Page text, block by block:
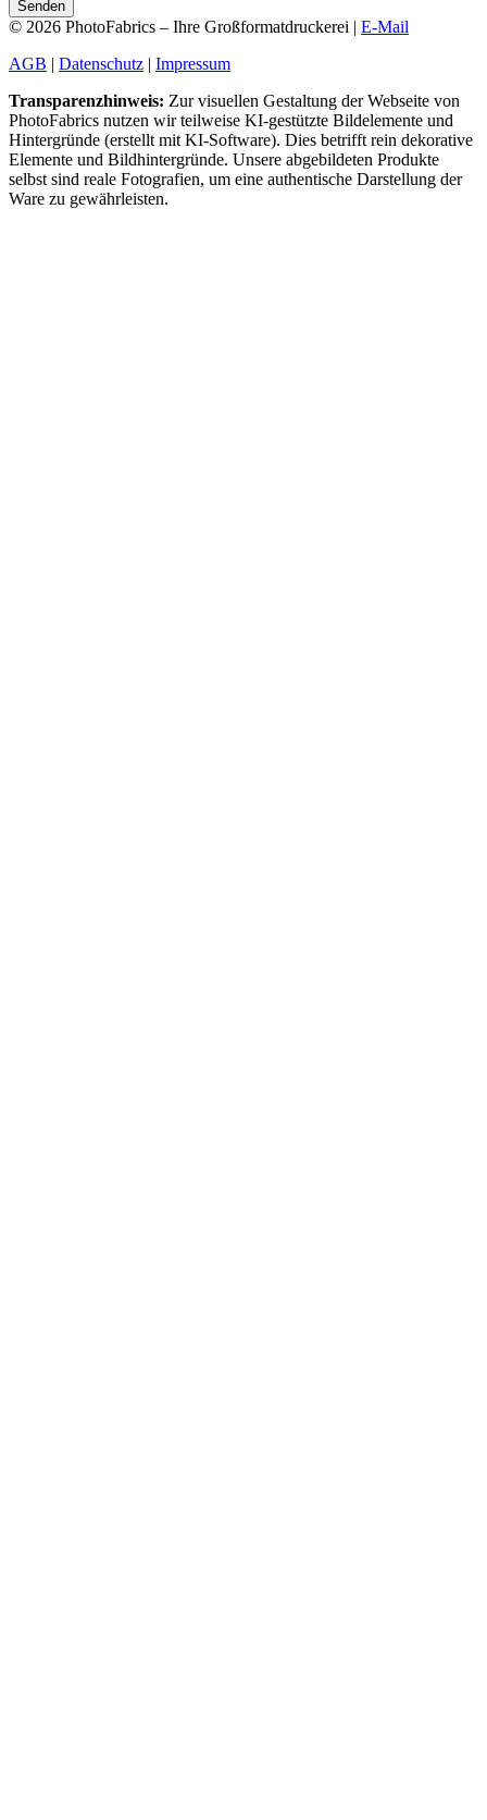
Senden
© 2026 PhotoFabrics – Ihre Großformatdruckerei | E-Mail
AGB | Datenschutz | Impressum
Transparenzhinweis: Zur visuellen Gestaltung der Webseite von
PhotoFabrics nutzen wir teilweise KI-gestützte Bildelemente und
Hintergründe (erstellt mit KI-Software). Dies betrifft rein dekorative
Elemente und Bildhintergründe. Unsere abgebildeten Produkte
selbst sind reale Fotografien, um eine authentische Darstellung der
Ware zu gewährleisten.